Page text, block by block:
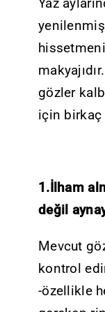
gözler
için birkaç
1.İlham
değil
Mevcut
kontrol
-özellikle